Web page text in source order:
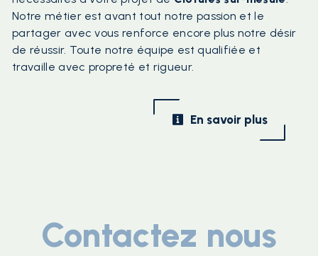
Notre métier est avant tout notre passion et le
partager avec vous renforce encore plus notre désir
de réussir. Toute notre équipe est qualifiée et
travaille avec propreté et rigueur.
En savoir plus
Contactez nous